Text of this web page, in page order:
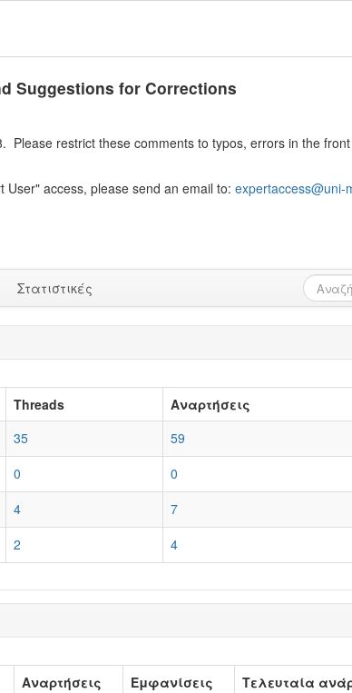
Suggestions for Corrections
restrict these comments to typos, errors in the
access, please send an email to: expertaccess@uni-
Στατιστικές
Threads
Αναρτήσεις
35 59
0 0
4 7
2 4
Αναρτήσεις Εμφανίσεις
Τελευταία